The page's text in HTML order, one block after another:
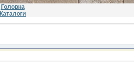
Головна
Каталоги